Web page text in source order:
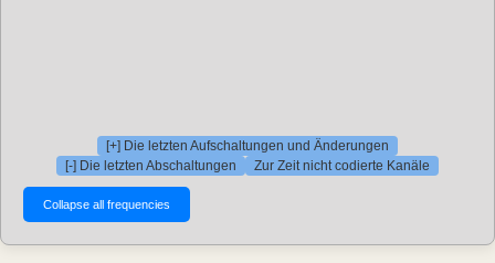
[+] Die letzten Aufschaltungen und Änderungen
[-] Die letzten Abschaltungen
Zur Zeit nicht codierte Kanäle